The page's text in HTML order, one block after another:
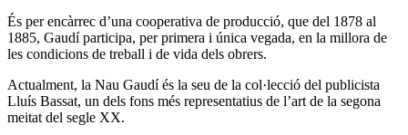
És per encàrrec d’una cooperativa de producció, que del 1878 al
1885, Gaudí participa, per primera i única vegada, en la millora de
les condicions de treball i de vida dels obrers.
Actualment, la Nau Gaudí és la seu de la col·lecció del publicista
Lluís Bassat, un dels fons més representatius de l’art de la segona
meitat del segle XX.